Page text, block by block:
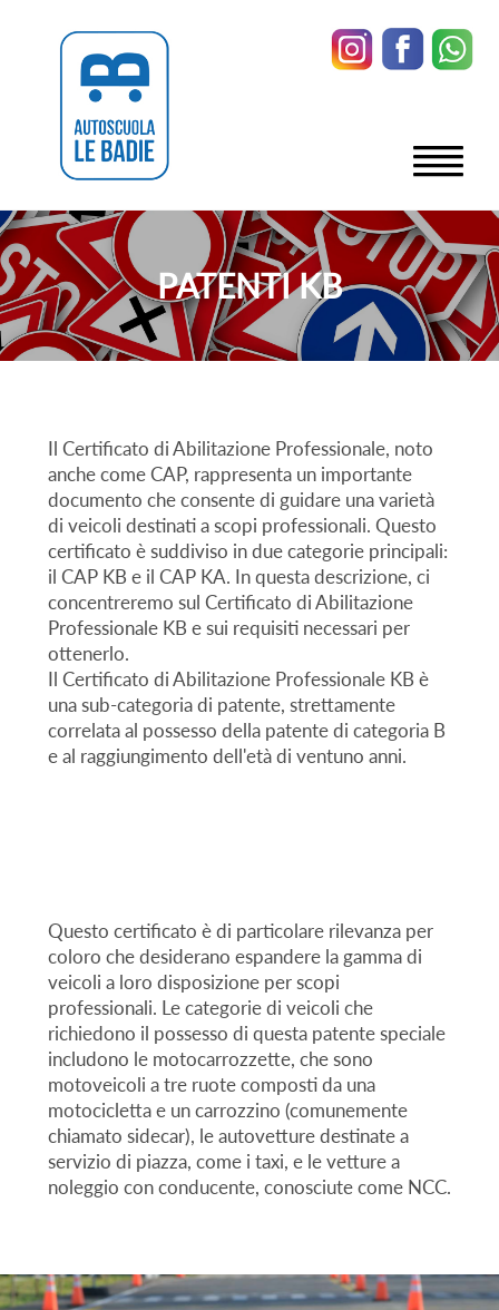
PATENTI KB
Il Certificato di Abilitazione Professionale, noto
anche come CAP, rappresenta un importante
documento che consente di guidare una varietà
di veicoli destinati a scopi professionali. Questo
certificato è suddiviso in due categorie principali:
il CAP KB e il CAP KA. In questa descrizione, ci
concentreremo sul Certificato di Abilitazione
Professionale KB e sui requisiti necessari per
ottenerlo.
Il Certificato di Abilitazione Professionale KB è
una sub-categoria di patente, strettamente
correlata al possesso della patente di categoria B
e al raggiungimento dell'età di ventuno anni.
Questo certificato è di particolare rilevanza per
coloro che desiderano espandere la gamma di
veicoli a loro disposizione per scopi
professionali. Le categorie di veicoli che
richiedono il possesso di questa patente speciale
includono le motocarrozzette, che sono
motoveicoli a tre ruote composti da una
motocicletta e un carrozzino (comunemente
chiamato sidecar), le autovetture destinate a
servizio di piazza, come i taxi, e le vetture a
noleggio con conducente, conosciute come NCC.